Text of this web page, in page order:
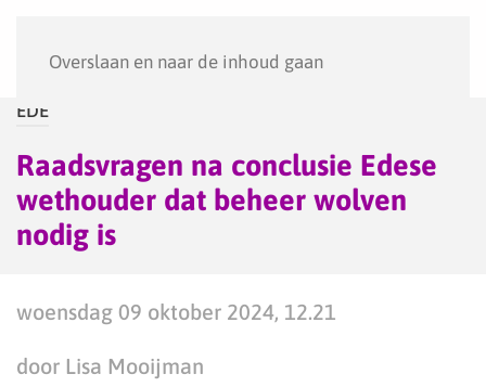
Overslaan en naar de inhoud gaan
EDE
Raadsvragen na conclusie Edese
wethouder dat beheer wolven
nodig is
woensdag 09 oktober 2024, 12.21
door Lisa Mooijman